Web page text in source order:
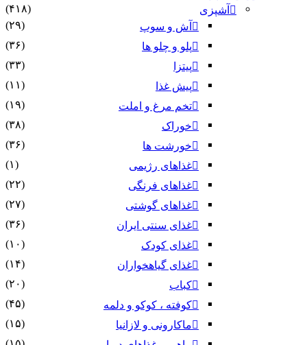
آشپزی
(۴۱۸)
آش و سوپ
(۲۹)
پلو و چلو ها
(۳۶)
پیتزا
(۳۳)
پیش غذا
(۱۱)
تخم مرغ و املت
(۱۹)
خوراک
(۳۸)
خورشت ها
(۳۶)
غذاهای رژیمی
(۱)
غذاهای فرنگی
(۲۲)
غذاهای گوشتی
(۲۷)
غذای سنتی ایران
(۳۶)
غذای کودک
(۱۰)
غذای گیاهخواران
(۱۴)
کباب
(۲۰)
کوفته ، کوکو و دلمه
(۴۵)
ماکارونی و لازانیا
(۱۵)